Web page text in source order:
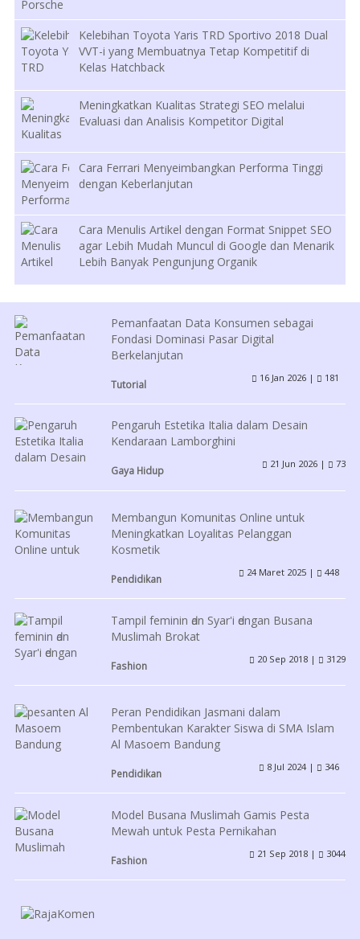
Kelebihan Toyota Yaris TRD Sportivo 2018 Dual
VVT-i yang Membuatnya Tetap Kompetitif di
Kelas Hatchback
Meningkatkan Kualitas Strategi SEO melalui
Evaluasi dan Analisis Kompetitor Digital
Cara Ferrari Menyeimbangkan Performa Tinggi
dengan Keberlanjutan
Cara Menulis Artikel dengan Format Snippet SEO
agar Lebih Mudah Muncul di Google dan Menarik
Lebih Banyak Pengunjung Organik
Pemanfaatan Data Konsumen sebagai
Fondasi Dominasi Pasar Digital
Berkelanjutan
Tutorial
16 Jan 2026 | 181
Pengaruh Estetika Italia dalam Desain
Kendaraan Lamborghini
Gaya Hidup
21 Jun 2026 | 73
Membangun Komunitas Online untuk
Meningkatkan Loyalitas Pelanggan
Kosmetik
Pendidikan
24 Maret 2025 | 448
Tampil feminin ԁаn Syar'i ԁеngаn Busana
Muslimah Brokat
Fashion
20 Sep 2018 | 3129
Peran Pendidikan Jasmani dalam
Pembentukan Karakter Siswa di SMA Islam
Al Masoem Bandung
Pendidikan
8 Jul 2024 | 346
Model Busana Muslimah Gamis Pesta
Mewah untυk Pesta Pernikahan
Fashion
21 Sep 2018 | 3044